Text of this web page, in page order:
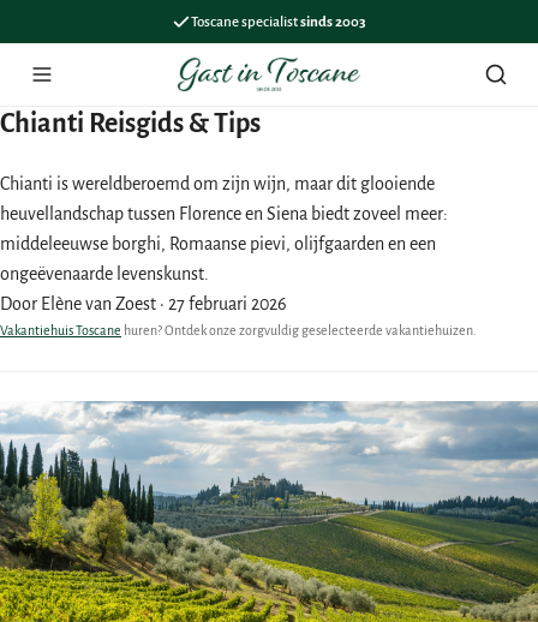
Toscane specialistsinds 2003
Menu
Chianti Reisgids & Tips
Chianti is wereldberoemd om zijn wijn, maar dit glooiende
heuvellandschap tussen Florence en Siena biedt zoveel meer:
middeleeuwse borghi, Romaanse pievi, olijfgaarden en een
ongeëvenaarde levenskunst.
Door Elène van Zoest · 27 februari 2026
Vakantiehuis Toscane huren? Ontdek onze zorgvuldig geselecteerde vakantiehuizen.